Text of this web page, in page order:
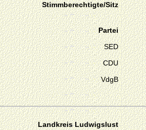
Stimmberechtigte/Sitz
Partei
SED
CDU
VdgB
Landkreis Ludwigslust